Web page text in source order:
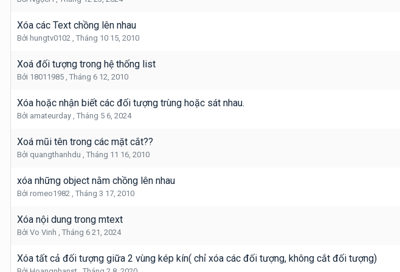
Xóa các Text chồng lên nhau
Bởi hungtv0102 , Tháng 10 15, 2010
Xoá đối tượng trong hệ thống list
Bởi 18011985 , Tháng 6 12, 2010
Xóa hoặc nhận biết các đối tượng trùng hoặc sát nhau.
Bởi amateurday , Tháng 5 6, 2024
Xoá mũi tên trong các mặt cắt??
Bởi quangthanhdu , Tháng 11 16, 2010
xóa những object nằm chồng lên nhau
Bởi romeo1982 , Tháng 3 17, 2010
Xóa nội dung trong mtext
Bởi Vo Vinh , Tháng 6 21, 2024
Xóa tất cả đối tượng giữa 2 vùng kép kín( chỉ xóa các đối tượng, không cắt đối tượng)